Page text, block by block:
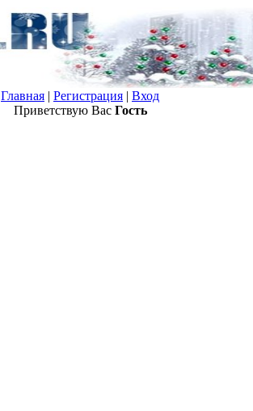
Главная | Регистрация | Вход
Приветствую Вас Гость